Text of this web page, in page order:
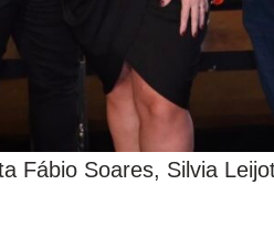
Fábio Soares, Silvia